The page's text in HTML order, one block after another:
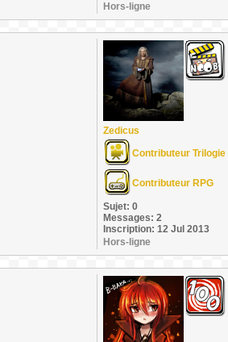
Hors-ligne
Zedicus
Contributeur Trilogie
Contributeur RPG
Sujet: 0
Messages: 2
Inscription: 12 Jul 2013
Hors-ligne